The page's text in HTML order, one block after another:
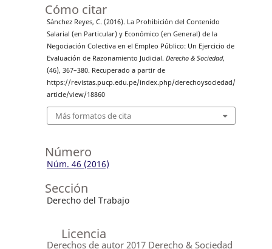
Cómo citar
Sánchez Reyes, C. (2016). La Prohibición del Contenido
Salarial (en Particular) y Económico (en General) de la
Negociación Colectiva en el Empleo Público: Un Ejercicio de
Evaluación de Razonamiento Judicial. Derecho & Sociedad,
(46), 367–380. Recuperado a partir de
https://revistas.pucp.edu.pe/index.php/derechoysociedad/
article/view/18860
Más formatos de cita
Número
Núm. 46 (2016)
Sección
Derecho del Trabajo
Licencia
Derechos de autor 2017 Derecho & Sociedad